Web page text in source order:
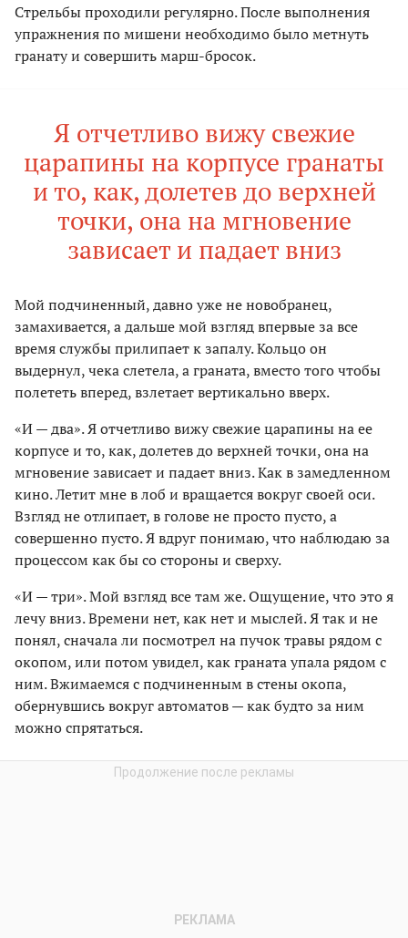
Стрельбы проходили регулярно. После выполнения
упражнения по мишени необходимо было метнуть
гранату и совершить марш-бросок.
Я отчетливо вижу свежие
царапины на корпусе гранаты
и то, как, долетев до верхней
точки, она на мгновение
зависает и падает вниз
Мой подчиненный, давно уже не новобранец,
замахивается, а дальше мой взгляд впервые за все
время службы прилипает к запалу. Кольцо он
выдернул, чека слетела, а граната, вместо того чтобы
полететь вперед, взлетает вертикально вверх.
«И — два». Я отчетливо вижу свежие царапины на ее
корпусе и то, как, долетев до верхней точки, она на
мгновение зависает и падает вниз. Как в замедленном
кино. Летит мне в лоб и вращается вокруг своей оси.
Взгляд не отлипает, в голове не просто пусто, а
совершенно пусто. Я вдруг понимаю, что наблюдаю за
процессом как бы со стороны и сверху.
«И — три». Мой взгляд все там же. Ощущение, что это я
лечу вниз. Времени нет, как нет и мыслей. Я так и не
понял, сначала ли посмотрел на пучок травы рядом с
окопом, или потом увидел, как граната упала рядом с
ним. Вжимаемся с подчиненным в стены окопа,
обернувшись вокруг автоматов — как будто за ним
можно спрятаться.